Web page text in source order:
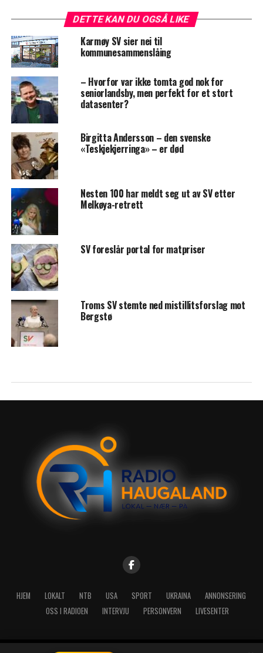
DETTE KAN DU OGSÅ LIKE
Karmøy SV sier nei til
kommunesammenslåing
– Hvorfor var ikke tomta god nok for
seniorlandsby, men perfekt for et stort
datasenter?
Birgitta Andersson – den svenske
«Teskjekjerringa» – er død
Nesten 100 har meldt seg ut av SV etter
Melkøya-retrett
SV foreslår portal for matpriser
Troms SV stemte ned mistillitsforslag mot
Bergstø
HJEM LOKALT NTB USA SPORT UKRAINA
ANNONSERING
OSS I RADIOEN
INTERVJU PERSONVERN LIVESENTER